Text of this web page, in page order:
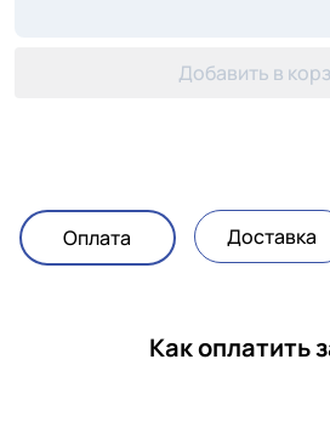
Добавить в
Оплата Доставка
Как оплатить